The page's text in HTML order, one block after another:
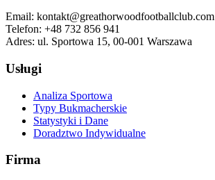
Email: kontakt@greathorwoodfootballclub.com
Telefon: +48 732 856 941
Adres: ul. Sportowa 15, 00-001 Warszawa
Usługi
Analiza Sportowa
Typy Bukmacherskie
Statystyki i Dane
Doradztwo Indywidualne
Firma